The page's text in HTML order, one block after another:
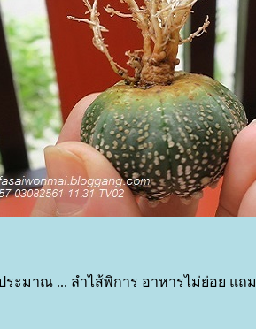
ระมาณ ... ลำไส้พิการ อาหารไม่ย่อย แถ